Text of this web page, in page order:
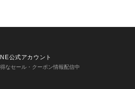
公式アカウント
なセール・クーポン情報配信中